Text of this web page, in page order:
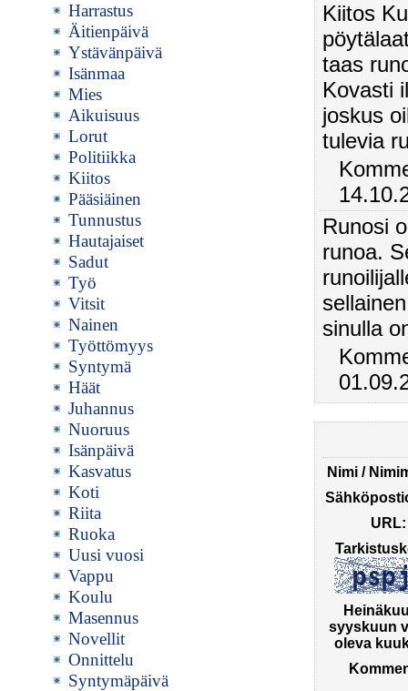
Harrastus
Äitienpäivä
Ystävänpäivä
Isänmaa
Mies
Aikuisuus
Lorut
Politiikka
Kiitos
Pääsiäinen
Tunnustus
Hautajaiset
Sadut
Työ
Vitsit
Nainen
Työttömyys
Syntymä
Häät
Juhannus
Nuoruus
Isänpäivä
Kasvatus
Koti
Riita
Ruoka
Uusi vuosi
Vappu
Koulu
Masennus
Novellit
Onnittelu
Syntymäpäivä
Kiitos
taas
Kovasti
joskus
tulevia
Runosi
runoa.
sinulla
Nimi /
URL:
syyskuun
oleva